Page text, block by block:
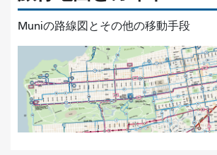
Muniの路線図とその他の移動手段